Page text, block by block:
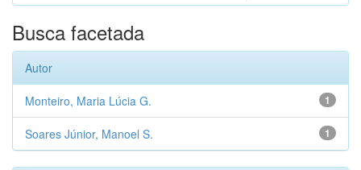
Busca facetada
Autor
1
Monteiro, Maria Lúcia G.
1
Soares Júnior, Manoel S.